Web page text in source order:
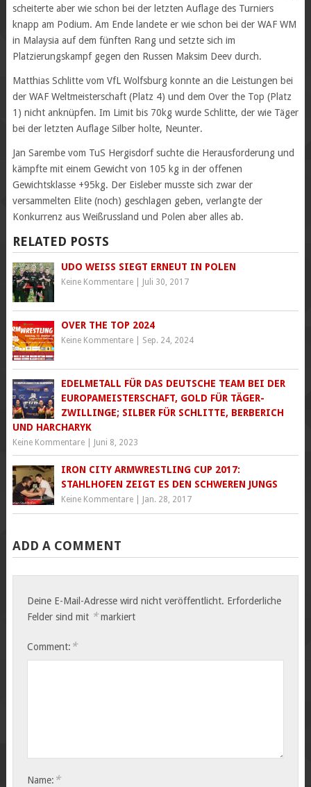
scheiterte aber wie schon bei der letzten Auflage des Turniers
knapp am Podium. Am Ende landete er wie schon bei der WAF WM
in Malaysia auf dem fünften Rang und setzte sich im
Platzierungskampf gegen den Russen Maksim Deev durch.
Matthias Schlitte vom VfL Wolfsburg konnte an die Leistungen bei
der WAF Weltmeisterschaft (Platz 4) und dem Over the Top (Platz
1) nicht anknüpfen. Im Limit bis 70kg wurde Schlitte, der wie Täger
bei der letzten Auflage Silber holte, Neunter.
Jan Sarembe vom TuS Hergisdorf suchte die Herausforderung und
kämpfte mit einem Gewicht von 105 kg in der offenen
Gewichtsklasse +95kg. Der Eisleber musste sich zwar der
versammelten Elite (noch) geschlagen geben, verlangte der
Konkurrenz aus Weißrussland und Polen aber alles ab.
RELATED POSTS
UDO WEISS SIEGT ERNEUT IN POLEN
Keine Kommentare| Juli 30, 2017
OVER THE TOP 2024
Keine Kommentare| Sep. 24, 2024
EDELMETALL FÜR DAS DEUTSCHE TEAM BEI DER
EUROPAMEISTERSCHAFT, GOLD FÜR TÄGER-
ZWILLINGE; SILBER FÜR SCHLITTE, BERBERICH
UND HARCHARYK
Keine Kommentare| Juni 8, 2023
IRON CITY ARMWRESTLING CUP 2017:
STAHLHOFEN ZEIGT ES DEN SCHWEREN JUNGS
Keine Kommentare| Jan. 28, 2017
ADD A COMMENT
Deine E-Mail-Adresse wird nicht veröffentlicht. Erforderliche
Felder sind mit *markiert
Comment: *
Name: *